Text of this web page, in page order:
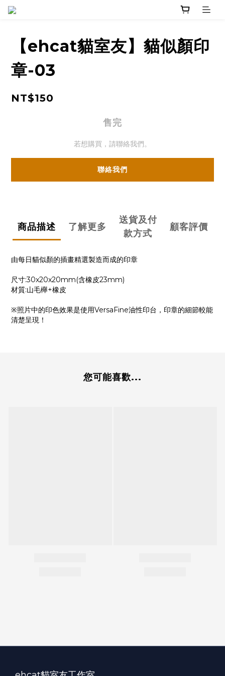
【ehcat貓室友】貓似顏印
章-03
NT$150
售完
若想購買，請聯絡我們。
聯絡我們
商品描述 了解更多
送貨及付
款方式
顧客評價
由每日貓似顏的插畫精選製造而成的印章
尺寸:30x20x20mm(含橡皮23mm)
材質:山毛櫸+橡皮
※照片中的印色效果是使用VersaFine油性印台，印章的細節較能
清楚呈現！
您可能喜歡...